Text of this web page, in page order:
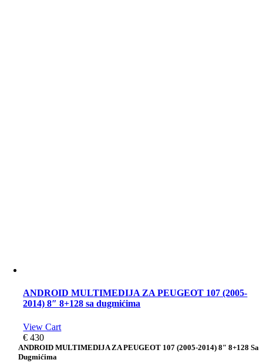
ANDROID MULTIMEDIJA ZA PEUGEOT 107 (2005-
2014) 8″ 8+128 sa dugmićima
View Cart
€ 430
ANDROID MULTIMEDIJA ZA PEUGEOT 107 (2005-2014) 8″ 8+128 Sa
Dugmićima